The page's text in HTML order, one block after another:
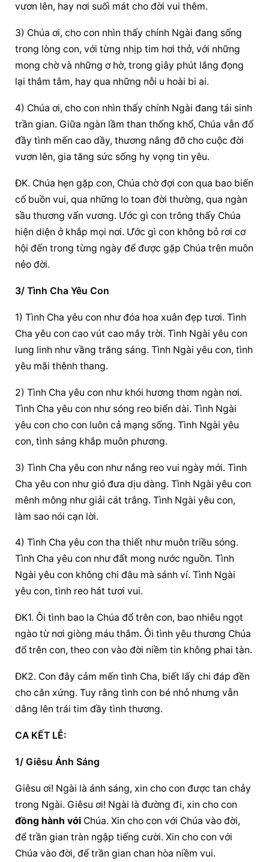
vươn lên, hay nơi suối mát cho đời vui thêm.
3) Chúa ơi, cho con nhìn thấy chính Ngài đang sống
trong lòng con, với từng nhịp tim hơi thở, với những
mong chờ và những ơ hờ, trong giây phút lắng đọng
lại thâm tâm, hay qua những nỗi u hoài bi ai.
4) Chúa ơi, cho con nhìn thấy chính Ngài đang tái sinh
trần gian. Giữa ngàn lầm than thống khổ, Chúa vẫn đổ
đầy tình mến cao dầy, thương nâng đỡ cho cuộc đời
vươn lên, gia tăng sức sống hy vọng tin yêu.
ĐK. Chúa hẹn gặp con, Chúa chờ đợi con qua bao biến
cố buồn vui, qua những lo toan đời thường, qua ngàn
sầu thương vấn vương. Ước gì con trông thấy Chúa
hiện diện ở khắp mọi nơi. Ước gì con không bỏ rơi cơ
hội đến trong từng ngày để được gặp Chúa trên muôn
nẻo đời.
3/ Tình Cha Yêu Con
1) Tình Cha yêu con như đóa hoa xuân đẹp tươi. Tình
Cha yêu con cao vút cao mây trời. Tình Ngài yêu con
lung linh như vầng trăng sáng. Tình Ngài yêu con, tình
yêu mãi thênh thang.
2) Tình Cha yêu con như khói hương thơm ngàn nơi.
Tình Cha yêu con như sóng reo biển dài. Tình Ngài
yêu con cho con luôn cả mạng sống. Tình Ngài yêu
con, tình sáng khắp muôn phương.
3) Tình Cha yêu con như nắng reo vui ngày mới. Tình
Cha yêu con như gió đưa dịu dàng. Tình Ngài yêu con
mênh mông như giải cát trắng. Tình Ngài yêu con,
làm sao nói cạn lời.
4) Tình Cha yêu con tha thiết như muôn triều sóng.
Tình Cha yêu con như đất mong nước nguồn. Tình
Ngài yêu con không chi đâu mà sánh ví. Tình Ngài
yêu con, tình reo hát tươi vui.
ĐK1. Ôi tình bao la Chúa đổ trên con, bao nhiêu ngọt
ngào từ nơi giòng máu thắm. Ôi tình yêu thương Chúa
đổ trên con, theo con vào đời niềm tin không phai tàn.
ĐK2. Con đây cảm mến tình Cha, biết lấy chi đáp đền
cho cân xứng. Tuy rằng tình con bé nhỏ nhưng vẫn
dâng lên trái tim đầy tình thương.
CA KẾT LỄ:
1/ Giêsu Ánh Sáng
Giêsu ơi! Ngài là ánh sáng, xin cho con được tan chảy
đồng hành với Chúa. Xin cho con với Chúa vào đời,
để trần gian tràn ngập tiếng cười. Xin cho con với
Chúa vào đời, để trần gian chan hòa niềm vui.